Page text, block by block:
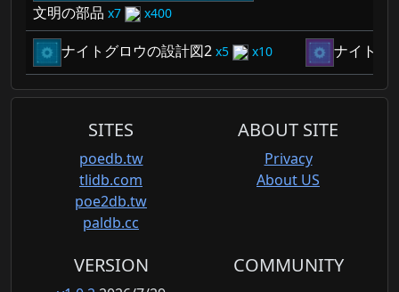
文明の部品
7 400
ナイトグロウの設計図2 5 10 ナイトグ
SITES
poedb.tw
tlidb.com
poe2db.tw
paldb.cc
ABOUT SITE
Privacy
About US
VERSION COMMUNITY